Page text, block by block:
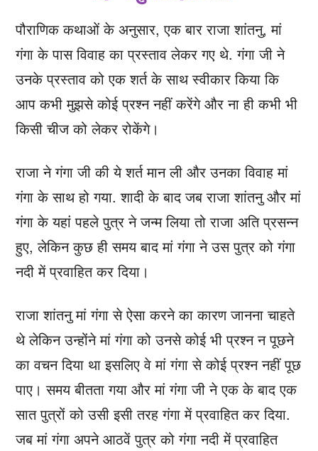
पौराणिक कथाओं के अनुसार, एक बार राजा शांतनु, मां
गंगा के पास विवाह का प्रस्ताव लेकर गए थे. गंगा जी ने
उनके प्रस्ताव को एक शर्त के साथ स्वीकार किया कि
आप कभी मुझसे कोई प्रश्न नहीं करेंगे और ना ही कभी भी
किसी चीज को लेकर रोकेंगे।
राजा ने गंगा जी की ये शर्त मान ली और उनका विवाह मां
गंगा के साथ हो गया. शादी के बाद जब राजा शांतनु और मां
गंगा के यहां पहले पुत्र ने जन्म लिया तो राजा अति प्रसन्न
हुए, लेकिन कुछ ही समय बाद मां गंगा ने उस पुत्र को गंगा
नदी में प्रवाहित कर दिया।
राजा शांतनु मां गंगा से ऐसा करने का कारण जानना चाहते
थे लेकिन उन्होंने मां गंगा को उनसे कोई भी प्रश्न न पूछने
का वचन दिया था इसलिए वे मां गंगा से कोई प्रश्न नहीं पूछ
पाए। समय बीतता गया और मां गंगा जी ने एक के बाद एक
सात पुत्रों को उसी इसी तरह गंगा में प्रवाहित कर दिया.
जब मां गंगा अपने आठवें पुत्र को गंगा नदी में प्रवाहित